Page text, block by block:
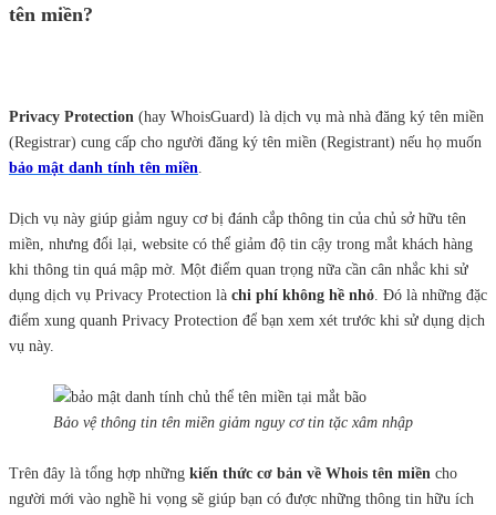
tên miền?
Privacy Protection (hay WhoisGuard) là dịch vụ mà nhà đăng ký tên miền
(Registrar) cung cấp cho người đăng ký tên miền (Registrant) nếu họ muốn
bảo mật danh tính tên miền.
Dịch vụ này giúp giảm nguy cơ bị đánh cắp thông tin của chủ sở hữu tên
miền, nhưng đổi lại, website có thể giảm độ tin cậy trong mắt khách hàng
khi thông tin quá mập mờ. Một điểm quan trọng nữa cần cân nhắc khi sử
dụng dịch vụ Privacy Protection là chi phí không hề nhỏ. Đó là những đặc
điểm xung quanh Privacy Protection để bạn xem xét trước khi sử dụng dịch
vụ này.
Bảo vệ thông tin tên miền giảm nguy cơ tin tặc xâm nhập
Trên đây là tổng hợp những kiến thức cơ bản về Whois tên miền cho
người mới vào nghề hi vọng sẽ giúp bạn có được những thông tin hữu ích